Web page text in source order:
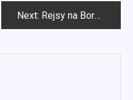
Next: Rejsy na Bornholm skąd?